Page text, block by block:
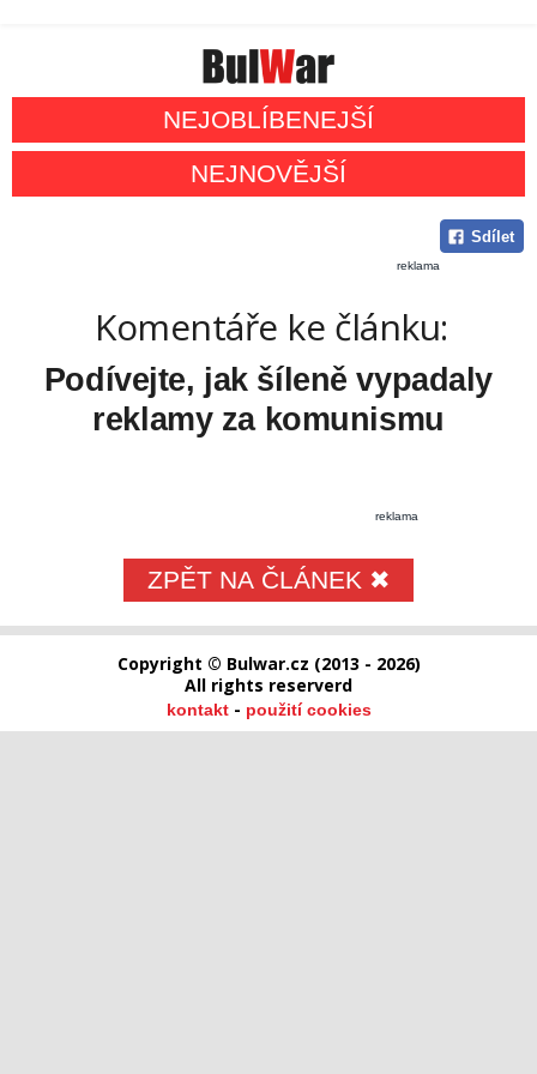
NEJOBLÍBENEJŠÍ
NEJNOVĚJŠÍ
Sdílet
reklama
Komentáře ke článku:
Podívejte, jak šíleně vypadaly
reklamy za komunismu
reklama
ZPĚT NA ČLÁNEK ✖
Copyright © Bulwar.cz (2013 - 2026)
All rights reserverd
kontakt- použití cookies